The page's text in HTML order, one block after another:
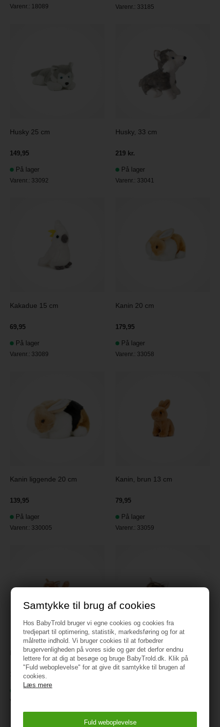
Samtykke til brug af cookies
Hos BabyTrold bruger vi egne cookies og cookies fra
tredjepart til optimering, statistik, markedsføring og for at
målrette indhold. Vi bruger cookies til at forbedrer
brugervenligheden på vores side og gør det derfor endnu
lettere for at dig at besøge og bruge BabyTrold.dk. Klik på
"Fuld weboplevelse" for at give dit samtykke til brugen af
cookies.
Læs mere
Varenr.: 18089 Varenr.: 33185
Husky 25 cm
149,95
På lager
Varenr.: 33092
Husky, 33 cm
219 kr.
På lager
Varenr.: 33041
Kakadue 15 cm
69,95
På lager
Varenr.: 33089
Kanin 20 cm
179,95
På lager
Varenr.: 33058
Kanin liggende 20 cm
139,95
På lager
Varenr.: 330005
Kanin, brun 13 cm
79,95
På lager
Varenr.: 33059
Kat 22 cm rød/hvid stribet
179,95
På lager
Varenr.:
Kat liggende 25 cm gråstribet